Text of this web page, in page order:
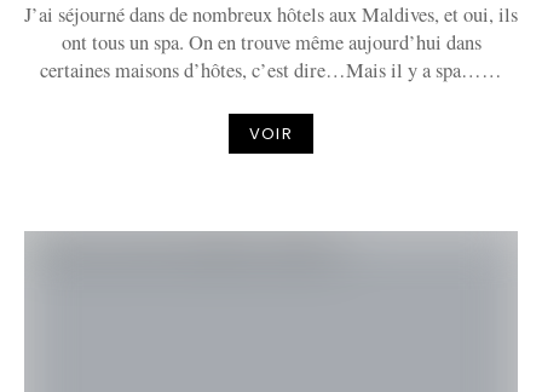
J’ai séjourné dans de nombreux hôtels aux Maldives, et oui, ils
ont tous un spa. On en trouve même aujourd’hui dans
certaines maisons d’hôtes, c’est dire…Mais il y a spa……
VOIR